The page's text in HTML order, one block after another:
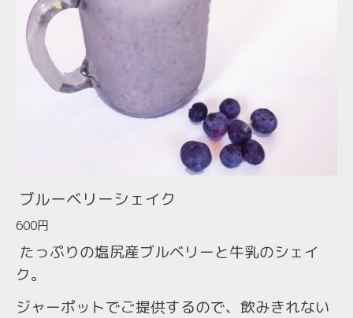
ブルーベリーシェイク
600円
たっぷりの塩尻産ブルベリーと牛乳のシェイ
ク。
ジャーポットでご提供するので、飲みきれない